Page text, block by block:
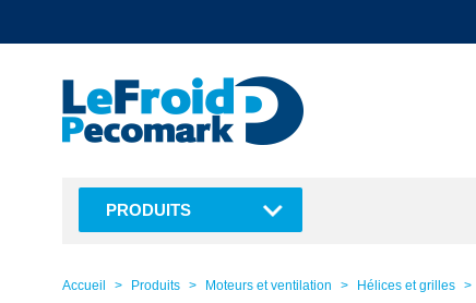
PRODUITS
Accueil Produits Moteurs et ventilation Hélices et grilles